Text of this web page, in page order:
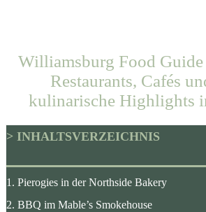
Williamsburg Food Guide
Restaurants, Cafés
kulinarische Highlights
> INHALTSVERZEICHNIS
1. Pierogies in der Northside Bakery
2. BBQ im Mable’s Smokehouse